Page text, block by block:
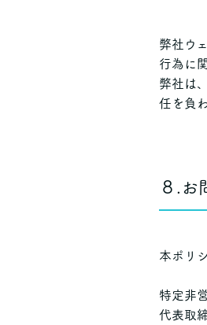
弊社ウ
行為に
弊社は
任を負
８.お
本ポリ
特定非
代表取